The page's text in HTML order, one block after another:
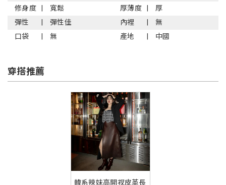
修身度
寬鬆 厚薄度
厚
彈性
彈性佳 內裡
無
口袋
無 產地 中國
穿搭推薦
韓系辣妹高開衩皮革長